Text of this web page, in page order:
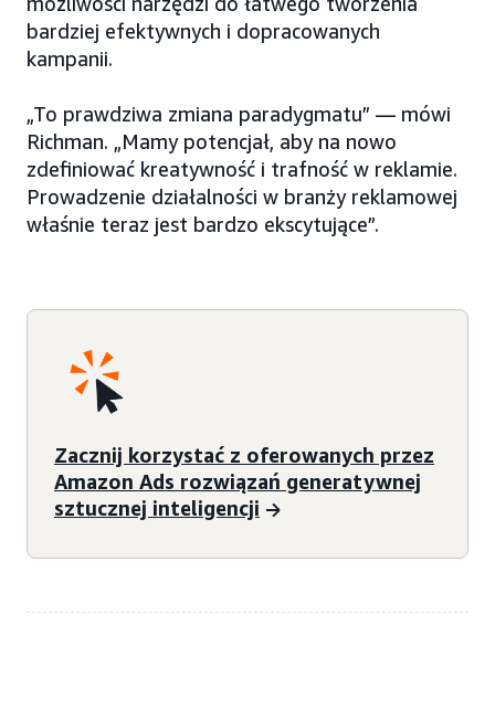
bardziej efektywnych i dopracowanych
kampanii.
„To prawdziwa zmiana paradygmatu” — mówi
Richman. „Mamy potencjał, aby na nowo
zdefiniować kreatywność i trafność w reklamie.
Prowadzenie działalności w branży reklamowej
właśnie teraz jest bardzo ekscytujące”.
Zacznij korzystać z oferowanych przez
Amazon Ads rozwiązań generatywnej
sztucznej inteligencji